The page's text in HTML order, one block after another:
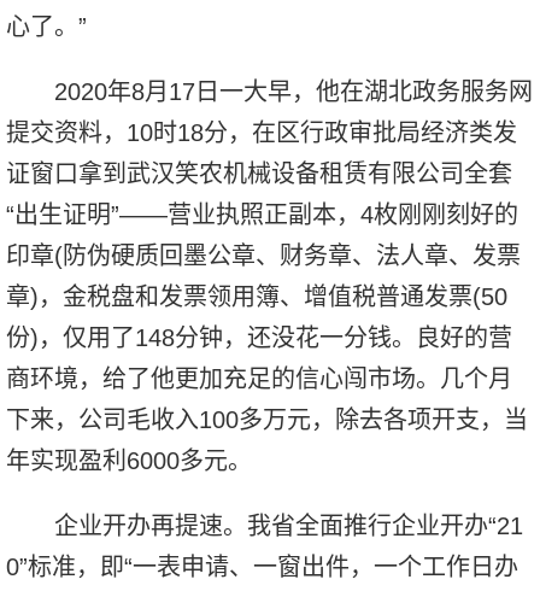
心了。”
2020年8月17日一大早，他在湖北政务服务网
提交资料，10时18分，在区行政审批局经济类发
证窗口拿到武汉笑农机械设备租赁有限公司全套
“出生证明”——营业执照正副本，4枚刚刚刻好的
印章(防伪硬质回墨公章、财务章、法人章、发票
章)，金税盘和发票领用簿、增值税普通发票(50
份)，仅用了148分钟，还没花一分钱。良好的营
商环境，给了他更加充足的信心闯市场。几个月
下来，公司毛收入100多万元，除去各项开支，当
年实现盈利6000多元。
企业开办再提速。我省全面推行企业开办“21
0”标准，即“一表申请、一窗出件，一个工作日办